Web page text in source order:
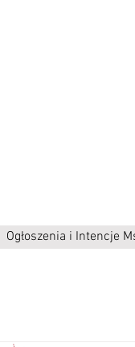
Ogłoszenia i Intencje